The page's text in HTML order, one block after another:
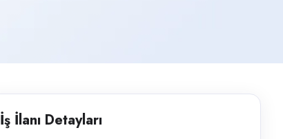
İş İlanı Detayları